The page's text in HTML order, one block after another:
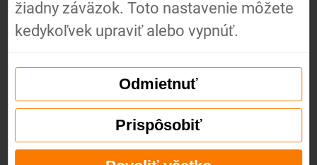
Náš
príbeh
Naše
hodnoty
žiadny záväzok. Toto nastavenie môžete
kedykoľvek upraviť alebo vypnúť.
Odmietnuť
Prispôsobiť